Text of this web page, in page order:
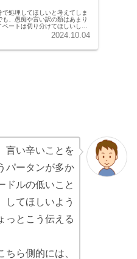
処理してほしいと考えてしま
、愚痴や言い訳の類はあまり
ートは切り分けてほしいし、
んという内容の話は嫌悪感を感
2024.10.04
言い辛いことを
パータンが多か
ドルの低いこと
してほしいよう
っとこう伝える
ら側的には、